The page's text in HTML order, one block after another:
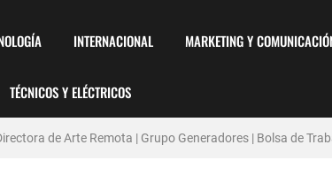
INTERNACIONAL MARKETING Y
TÉCNICOS Y ELÉCTRICOS
del Día Laboral
de Arte Remota | Grupo Generadores | Bolsa de